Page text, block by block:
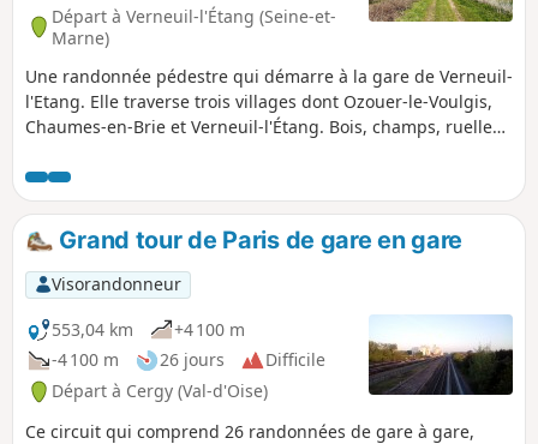
Départ à Verneuil-l'Étang (Seine-et-
Marne)
Une randonnée pédestre qui démarre à la gare de Verneuil-
l'Etang. Elle traverse trois villages dont Ozouer-le-Voulgis,
Chaumes-en-Brie et Verneuil-l'Étang. Bois, champs, ruelles,
Grand tour de Paris de gare en gare
Visorandonneur
553,04 km
+4 100 m
-4 100 m
26 jours
Difficile
Départ à Cergy (Val-d'Oise)
Ce circuit qui comprend 26 randonnées de gare à gare,